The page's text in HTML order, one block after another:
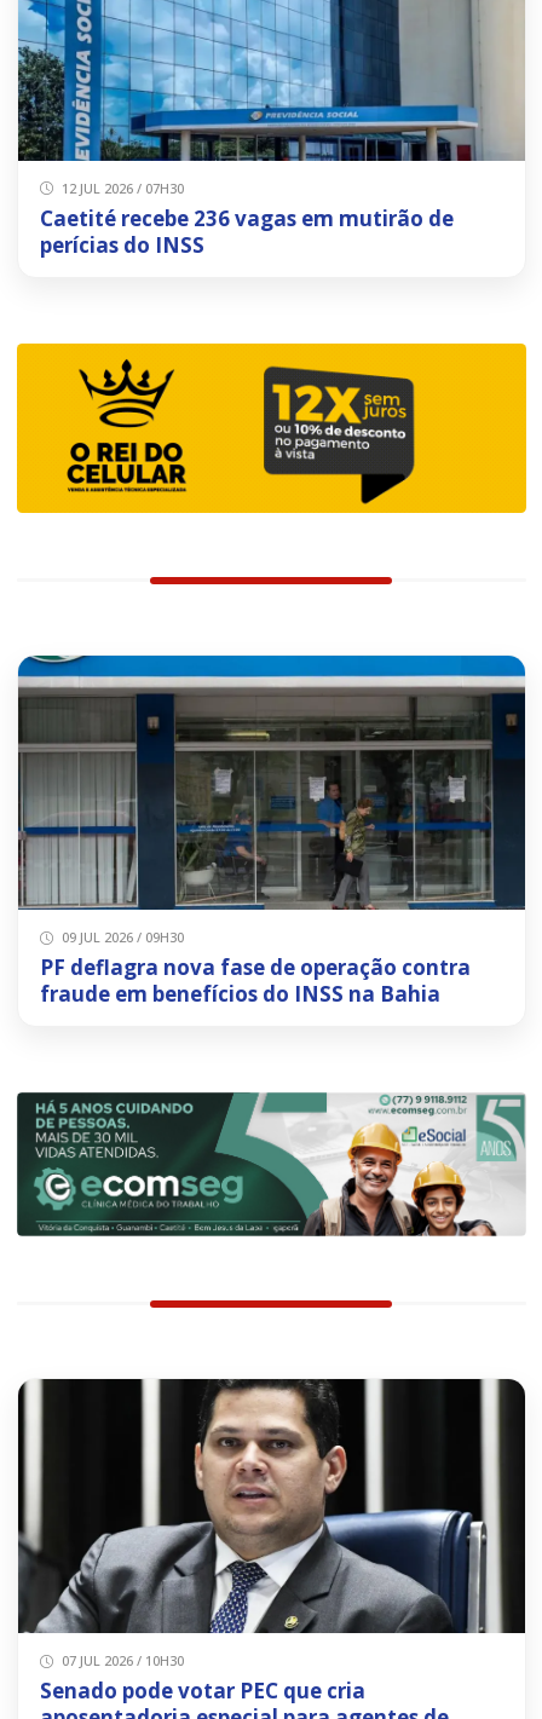
12 JUL 2026 / 07H30
Caetité recebe 236 vagas em mutirão de
perícias do INSS
09 JUL 2026 / 09H30
PF deflagra nova fase de operação contra
fraude em benefícios do INSS na Bahia
07 JUL 2026 / 10H30
Senado pode votar PEC que cria